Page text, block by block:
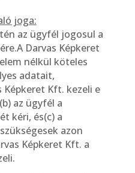
joga:
az ügyfél jogosul a
Darvas Képkeret
nélkül köteles
adatait,
Képkeret Kft. kezeli e
az ügyfél a
kéri, és(c) a
azon
Képkeret Kft. a